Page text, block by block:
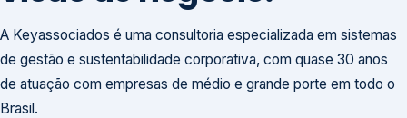
A Keyassociados é uma consultoria especializada em sistemas
de gestão e sustentabilidade corporativa, com quase 30 anos
de atuação com empresas de médio e grande porte em todo o
Brasil.